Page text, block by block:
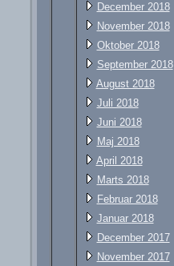
December 2018
November 2018
Oktober 2018
September 2018
August 2018
Juli 2018
Juni 2018
Maj 2018
April 2018
Marts 2018
Februar 2018
Januar 2018
December 2017
November 2017